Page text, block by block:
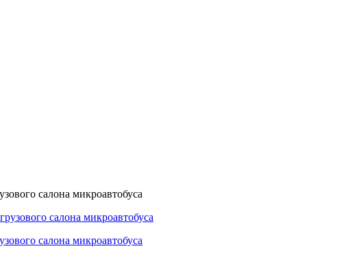
салона микроавтобуса
салона микроавтобуса